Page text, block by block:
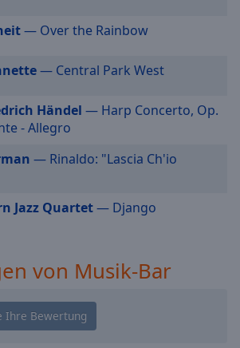
— Over the Rainbow
— Central Park West
Händel — Harp Concerto, Op.
- Allegro
— Rinaldo: "Lascia Ch'io
Jazz Quartet— Django
von Musik-Bar